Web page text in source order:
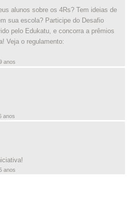
alunos sobre os 4Rs? Tem ideias de
sua escola? Participe do Desafio
pelo Edukatu, e concorra a prêmios
Veja o regulamento:
anos
anos
anos